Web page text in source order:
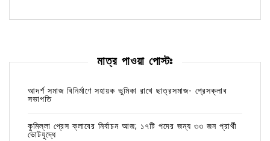
মাত্র পাওয়া পোস্টঃ
আদর্শ সমাজ বিনির্মাণে সহায়ক ভুমিকা রাখে ছাত্রসমাজ- প্রেসক্লাব
সভাপতি
কুমিল্লা প্রেস ক্লাবের নির্বাচন আজ; ১৭টি পদের জন্য ৩৩ জন প্রার্থী
ভোটযুদ্ধে